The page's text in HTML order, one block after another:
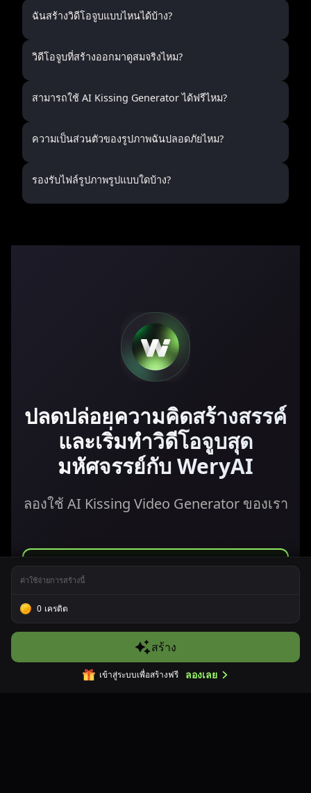
ค่าใช้จ่ายการสร้างนี้
0 เครดิต
สร้าง
เข้าสู่ระบบเพื่อสร้างฟรี ลองเลย
ฉันสร้างวิดีโอจูบแบบไหนได้บ้าง?
วิดีโอจูบที่สร้างออกมาดูสมจริงไหม?
สามารถใช้ AI Kissing Generator ได้ฟรีไหม?
ความเป็นส่วนตัวของรูปภาพฉันปลอดภัยไหม?
รองรับไฟล์รูปภาพรูปแบบใดบ้าง?
ปลดปล่อยความคิดสร้างสรรค์
และเริ่มทำวิดีโอจูบสุด
มหัศจรรย์กับ WeryAI
ลองใช้ AI Kissing Video Generator ของเรา
ไม่ต้องใช้บัตรเครดิต